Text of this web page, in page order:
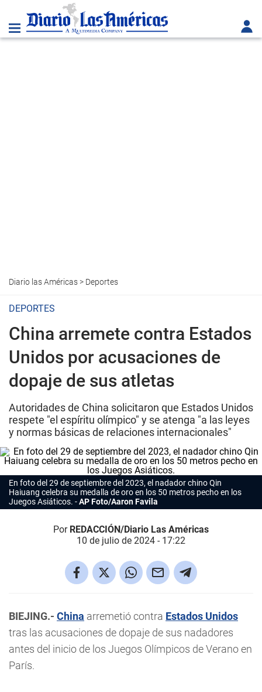
Diario las Américas> Deportes
DEPORTES
China arremete contra Estados
Unidos por acusaciones de
dopaje de sus atletas
Autoridades de China solicitaron que Estados Unidos
respete "el espíritu olímpico" y se atenga "a las leyes
y normas básicas de relaciones internacionales"
En foto del 29 de septiembre del 2023, el nadador chino Qin
Haiuang celebra su medalla de oro en los 50 metros pecho en los
Juegos Asiáticos.
AP Foto/Aaron Favila
Por REDACCIÓN/Diario Las Américas
10 de julio de 2024 - 17:22
BIEJING.- China arremetió contra Estados Unidos
tras las acusaciones de dopaje de sus nadadores
antes del inicio de los Juegos Olímpicos de Verano en
París.